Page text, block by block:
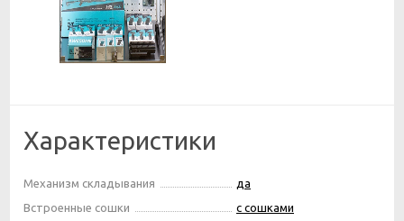
Характеристики
Механизм складывания
да
Встроенные сошки
с сошками